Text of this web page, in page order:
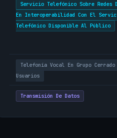
Servicio Telefónico Sobre Redes
En Interoperabilidad Con El
Telefónico Disponible Al Público
Telefonía Vocal En Grupo Cerrado
Usuarios
Transmisión De Datos